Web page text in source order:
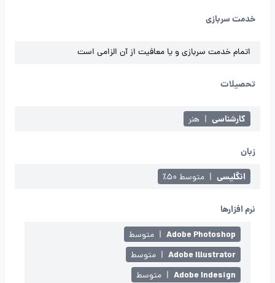
خدمت سربازی
اتمام خدمت سربازی و یا معافیت از آن الزامی است
تحصیلات
کارشناسی | هنر
زبان
انگلیسی | متوسط ۵۰٪
نرم افزارها
Adobe Photoshop
| متوسط
Adobe Illustrator
| متوسط
Adobe Indesign
| متوسط